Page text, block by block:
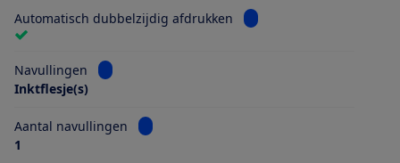
Automatisch dubbelzijdig afdrukken Bekijk informatie voor
Navullingen
Bekijk informatie voor Navullingen
Inktflesje(s)
Aantal navullingen
Bekijk informatie voor Aantal navullingen
1